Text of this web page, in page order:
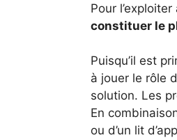
Pour
constituer le
Puisqu’il est
à jouer le rôle
solution. Les
En
ou d’un lit